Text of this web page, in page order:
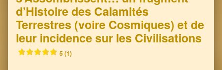
d’Histoire des Calamités
Terrestres (voire Cosmiques) et de
leur incidence sur les Civilisations
5 (1)